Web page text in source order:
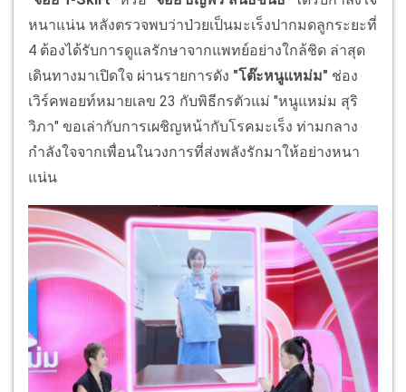
หนาแน่น หลังตรวจพบว่าป่วยเป็นมะเร็งปากมดลูกระยะที่
4 ต้องได้รับการดูแลรักษาจากแพทย์อย่างใกล้ชิด ล่าสุด
เดินทางมาเปิดใจ ผ่านรายการดัง "โต๊ะหนูแหม่ม" ช่อง
เวิร์คพอยท์หมายเลข 23 กับพิธีกรตัวแม่ "หนูแหม่ม สุริ
วิภา" ขอเล่ากับการเผชิญหน้ากับโรคมะเร็ง ท่ามกลาง
กำลังใจจากเพื่อนในวงการที่ส่งพลังรักมาให้อย่างหนา
แน่น